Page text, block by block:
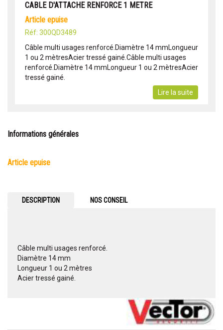
CABLE D'ATTACHE RENFORCE 1 METRE
article epuise
Réf: 300QD3489
Câble multi usages renforcé.Diamètre 14 mmLongueur
1 ou 2 mètresAcier tressé gainé.Câble multi usages
renforcé.Diamètre 14 mmLongueur 1 ou 2 mètresAcier
tressé gainé.
Lire la suite
Informations générales
article epuise
DESCRIPTION NOS CONSEIL
Câble multi usages renforcé.
Diamètre 14 mm
Longueur 1 ou 2 mètres
Acier tressé gainé.